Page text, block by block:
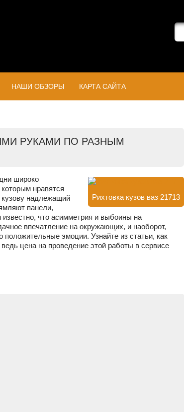
НАШИ ОБЗОРЫ КАРТА САЙТА
РУКАМИ ПО РАЗНЫМ
Рихтовка кузов ваз 21713
широко
нравятся
надлежащий
панели,
что асимметрия и выбоины на
впечатление на окружающих, и наоборот,
эмоции. Узнайте из статьи, как
цена на проведение этой работы в сервисе